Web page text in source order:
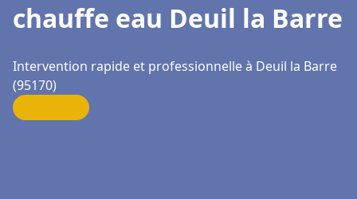
chauffe eau Deuil la Barre
Intervention rapide et professionnelle à Deuil la Barre
(95170)